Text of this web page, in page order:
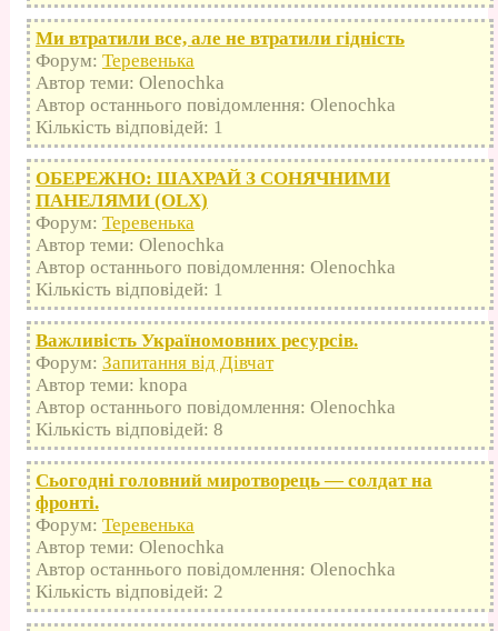
Ми втратили все, але не втратили гідність
Форум: Теревенька
Автор теми: Olenochka
Автор останнього повідомлення: Olenochka
Кількість відповідей: 1
ОБЕРЕЖНО: ШАХРАЙ З СОНЯЧНИМИ
ПАНЕЛЯМИ (OLX)
Форум: Теревенька
Автор теми: Olenochka
Автор останнього повідомлення: Olenochka
Кількість відповідей: 1
Важливість Україномовних ресурсів.
Форум: Запитання від Дівчат
Автор теми: knopa
Автор останнього повідомлення: Olenochka
Кількість відповідей: 8
Сьогодні головний миротворець — солдат на
фронті.
Форум: Теревенька
Автор теми: Olenochka
Автор останнього повідомлення: Olenochka
Кількість відповідей: 2